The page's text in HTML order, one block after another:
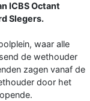
ICBS Octant
Slegers.
waar alle
de wethouder
zagen vanaf de
door het